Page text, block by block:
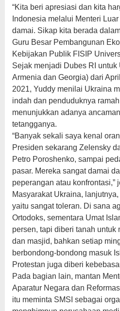
“Kita beri apresiasi dan kita
Indonesia melalui Menteri
damai. Sikap kita berada
Guru Besar Pembangunan
Kebijakan Publik FISIP
Sejak menjadi Dubes RI untuk
Armenia dan Georgia) dari
2021, Yuddy menilai Ukraina
indah dan penduduknya
menunjukkan adanya
tetangganya.
“Banyak sekali saya kenal
Presiden sekarang Zelensky
Petro Poroshenko, sampai
pasar. Mereka sangat damai
peperangan atau konfrontasi,”
Masyarakat Ukraina,
yaitu sangat toleran. Di sana
Ortodoks, sementara Umat
persen, tapi diberi tanah untuk
dan masjid, bahkan setiap
berbondong-bondong masuk
Protestan juga diberi
Pada bagian lain, mantan
Aparatur Negara dan
itu meminta SMSI sebagai